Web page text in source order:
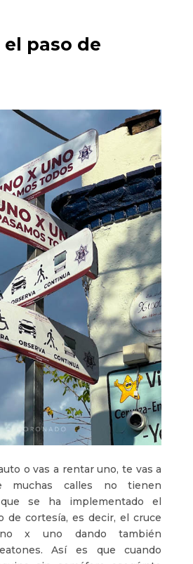
paso de
o vas a rentar uno, te vas a
muchas calles no tienen
se ha implementado el
de cortesía, es decir, el cruce
x uno dando también
Así es que cuando